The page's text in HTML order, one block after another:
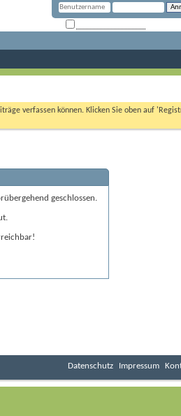
verfassen können. Klicken Sie oben auf
geschlossen.
Datenschutz Impressum